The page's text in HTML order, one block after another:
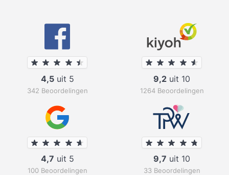
4,5uit 5
342 Beoordelingen
9,2 uit 10
1264 Beoordelingen
4,7 uit 5
100 Beoordelingen
9,7 uit 10
33 Beoordelingen